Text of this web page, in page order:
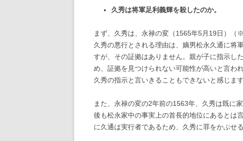
久秀は将軍足利義輝を殺したのか。
まず、久秀は、永禄の変（1565年5月19日）（
久秀の悪行とされる理由は、嫡男松永久通に将
すが、その証拠はありません。親が子に指示し
め、証拠を見つけられない可能性が高いと言わ
久秀の指示と言いきることもできないと感じます
また、永禄の変の2年前の1563年、久秀は既に
後も松永家中の事実上の首長的地位にあるとは
に久通は実行者であるため、久秀に罪をかぶせ